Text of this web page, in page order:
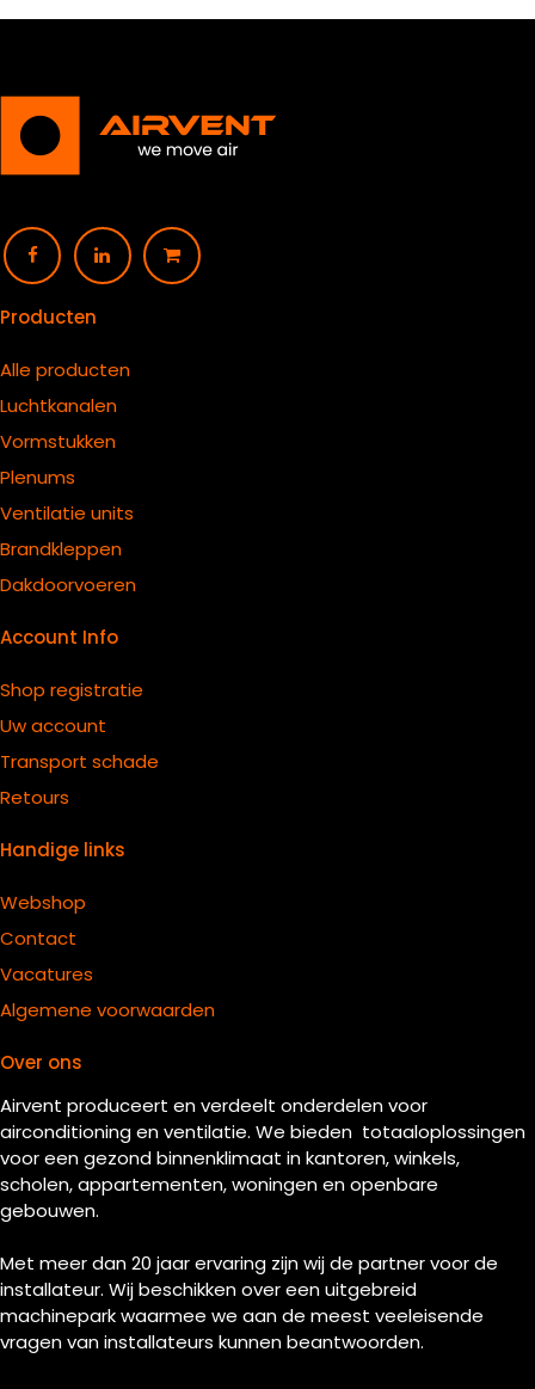
Producten
Alle producten
Luchtkanalen
Vormstukken
Plenums
Ventilatie units
Brandkleppen
Dakdoorvoeren
Account Info
Shop registratie
Uw account
Transport schade
Retours
Handige links
Webshop
Contact
Vacatures
Algemene voorwaarden
Over ons
Airvent produceert en verdeelt onderdelen voor
airconditioning en ventilatie. We bieden totaaloplossingen
voor een gezond binnenklimaat in kantoren, winkels,
scholen, appartementen, woningen en openbare
gebouwen.
Met meer dan 20 jaar ervaring zijn wij de partner voor de
installateur. Wij beschikken over een uitgebreid
machinepark waarmee we aan de meest veeleisende
vragen van installateurs kunnen beantwoorden.